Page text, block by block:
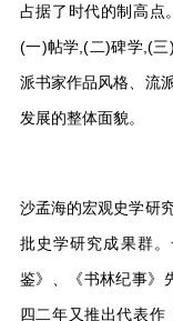
占据了时代的制高点
(一)帖学,(二)碑学,(
派书家作品风格、流
发展的整体面貌。
沙孟海的宏观史学研
批史学研究成果群
鉴》、《书林纪事》
四二年又推出代表作